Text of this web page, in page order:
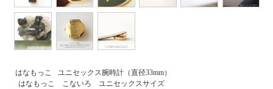
はなもっこ
ユニセックス腕時計（直径33mm）
はなもっこ こないろ ユニセックスサイズ